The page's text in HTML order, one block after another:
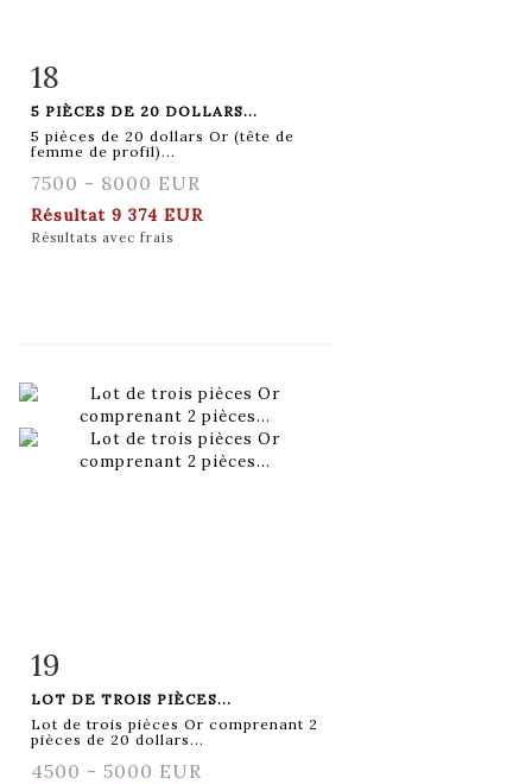
Fiche détaillée
18
5 PIÈCES DE 20 DOLLARS...
5 pièces de 20 dollars Or (tête de
femme de profil)...
7500 - 8000 EUR
Résultat 9 374 EUR
Résultats avec frais
Fiche détaillée
19
LOT DE TROIS PIÈCES...
Lot de trois pièces Or comprenant 2
pièces de 20 dollars...
4500 - 5000 EUR